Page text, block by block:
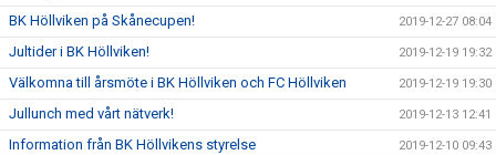
BK Höllviken på Skånecupen! 2019-12-27 08:04
Jultider i BK Höllviken! 2019-12-19 19:32
Välkomna till årsmöte i BK Höllviken och FC Höllviken 2019-12-19 19:30
Jullunch med vårt nätverk! 2019-12-13 12:41
Information från BK Höllvikens styrelse 2019-12-10 09:43